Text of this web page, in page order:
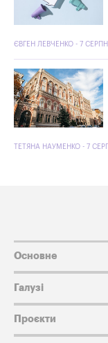
ЄВГЕН ЛЕВЧЕНКО - 7
ТЕТЯНА НАУМЕНКО - 7
Основне
Галузі
Проєкти